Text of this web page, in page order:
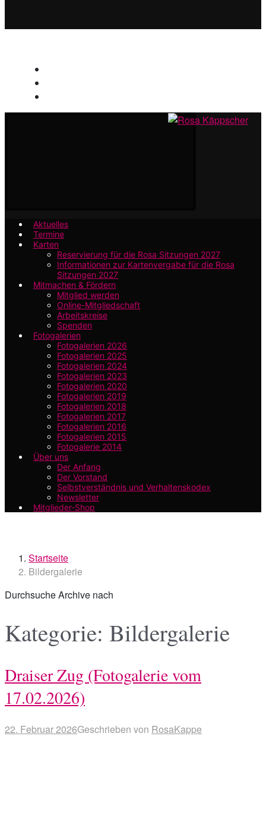
Aktuelles
Termine
Karten
Reservierung für die Rosa Sitzungen 2027
Informationen zur Kartenvergabe für die Rosa
Sitzungen 2027
Mitmachen & Fördern
Mitglied werden
Online-Mitgliedschaft
Arbeitskreise
Spenden
Fotogalerien
Fotogalerien 2026
Fotogalerien 2025
Fotogalerien 2024
Fotogalerien 2023
Fotogalerien 2020
Fotogalerien 2019
Fotogalerien 2018
Fotogalerien 2017
Fotogalerien 2016
Fotogalerien 2015
Fotogalerie 2014
Über uns
Der Anfang
Der Vorstand
Selbstverständnis und Verhaltenskodex
Newsletter
Mitglieder-Shop
Startseite
Bildergalerie
Durchsuche Archive nach
Kategorie: Bildergalerie
Draiser Zug (Fotogalerie vom
17.02.2026)
22. Februar 2026Geschrieben von RosaKappe